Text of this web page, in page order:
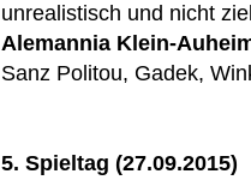
unrealistisch und nicht
Alemannia Klein-
Sanz Politou, Gadek,
5. Spieltag (27.09.2015)